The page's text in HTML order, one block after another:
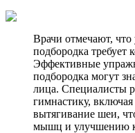
Врачи отмечают, что
подбородка требует
Эффективные
подбородка могут
лица. Специалисты
гимнастику,
вытягивание шеи,
мышц и улучшению